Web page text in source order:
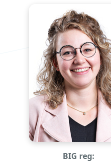
BIG reg: